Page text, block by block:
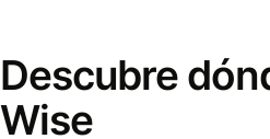
Descubre
Wise